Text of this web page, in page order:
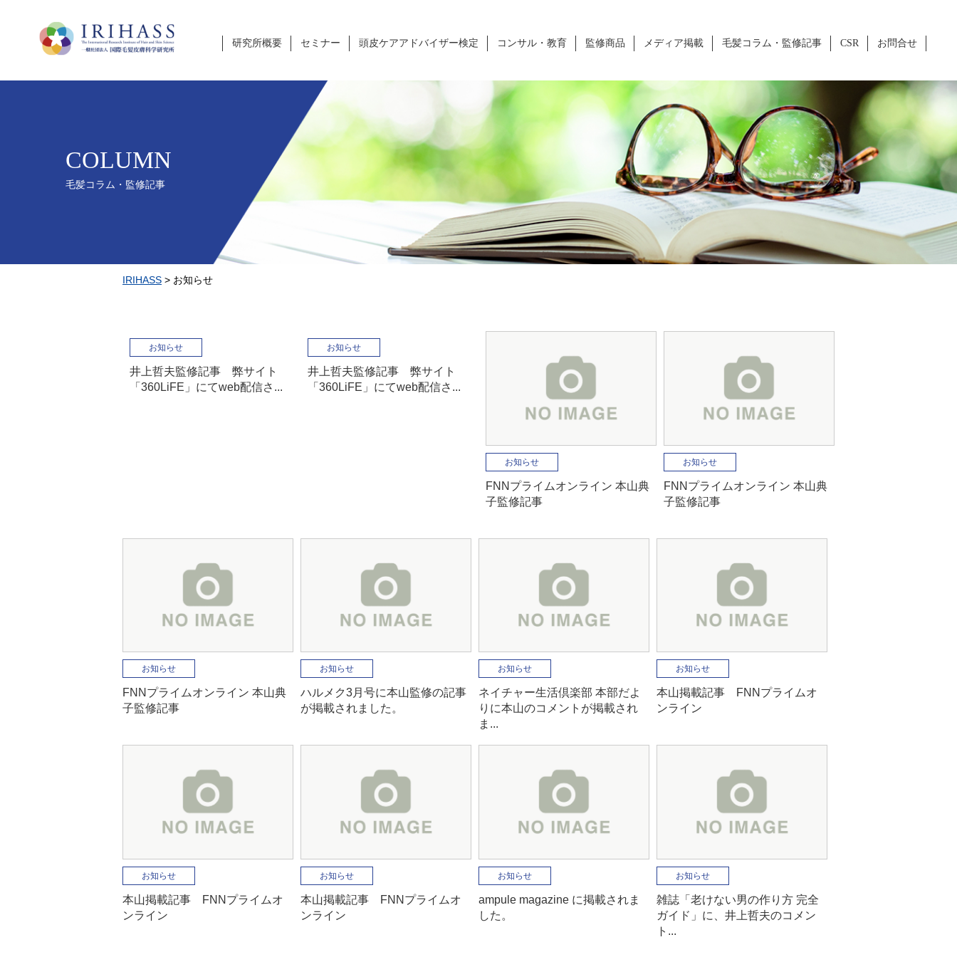
研究所概要 セミナー 頭皮ケアアドバイザー検定 コンサル・教育 監修商品 メディア掲載 毛髪コラム・監修記事 CSR お問合せ
COLUMN
毛髪コラム・監修記事
IRIHASS > お知らせ
お知らせ
井上哲夫監修記事 弊サイト
「360LiFE」にてweb配信さ...
お知らせ
井上哲夫監修記事 弊サイト
「360LiFE」にてweb配信さ...
お知らせ
FNNプライムオンライン 本山典
子監修記事
お知らせ
FNNプライムオンライン 本山典
子監修記事
お知らせ
FNNプライムオンライン 本山典
子監修記事
お知らせ
ハルメク3月号に本山監修の記事
が掲載されました。
お知らせ
ネイチャー生活倶楽部 本部だよ
りに本山のコメントが掲載され
ま...
お知らせ
本山掲載記事 FNNプライムオ
ンライン
お知らせ
本山掲載記事 FNNプライムオ
ンライン
お知らせ
本山掲載記事 FNNプライムオ
ンライン
お知らせ
ampule magazine に掲載されま
した。
お知らせ
雑誌「老けない男の作り方 完全
ガイド」に、井上哲夫のコメン
ト...